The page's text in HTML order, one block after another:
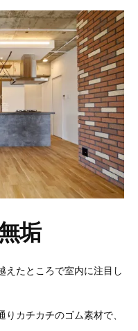
垢
えたところで室内に注目し
カチカチのゴム素材で、